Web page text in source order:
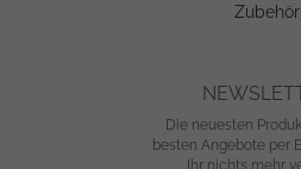
Zubehör
Die neuesten
besten Angebote per